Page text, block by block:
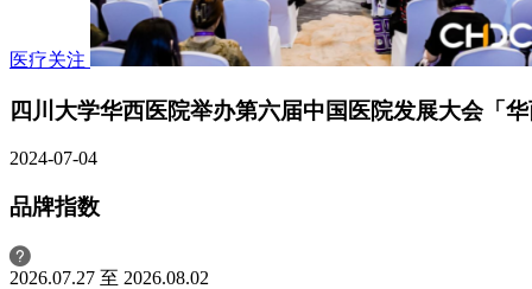
医疗关注
四川大学华西医院举办第六届中国医院发展大会「
2024-07-04
品牌指数
2026.07.27 至 2026.08.02